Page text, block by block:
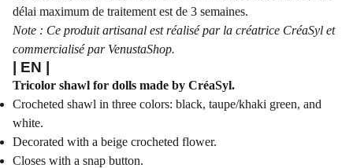
délai maximum de traitement est de 3 semaines.
Note : Ce produit artisanal est réalisé par la créatrice CréaSyl et
commercialisé par VenustaShop.
| EN |
Tricolor shawl for dolls made by CréaSyl.
Crocheted shawl in three colors: black, taupe/khaki green, and
white.
Decorated with a beige crocheted flower.
Closes with a snap button.